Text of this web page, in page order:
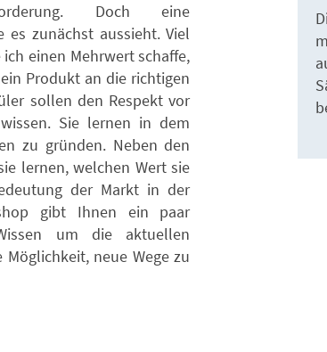
Doch eine
zunächst aussieht. Viel
einen Mehrwert schaffe,
Produkt an die richtigen
sollen den Respekt vor
Sie lernen in dem
zu gründen. Neben den
lernen, welchen Wert sie
der Markt in der
gibt Ihnen ein paar
um die aktuellen
neue Wege zu